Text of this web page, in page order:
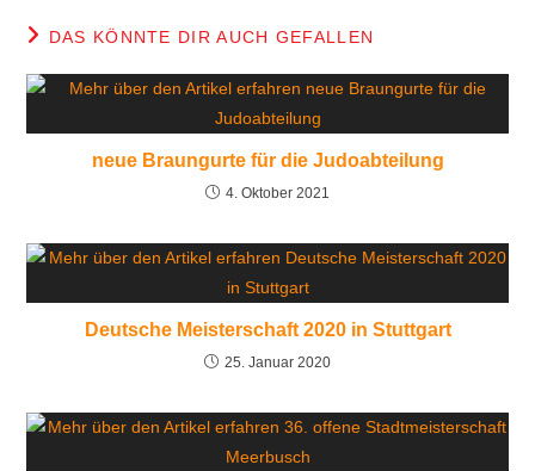
DAS KÖNNTE DIR AUCH GEFALLEN
neue Braungurte für die Judoabteilung
4. Oktober 2021
Deutsche Meisterschaft 2020 in Stuttgart
25. Januar 2020